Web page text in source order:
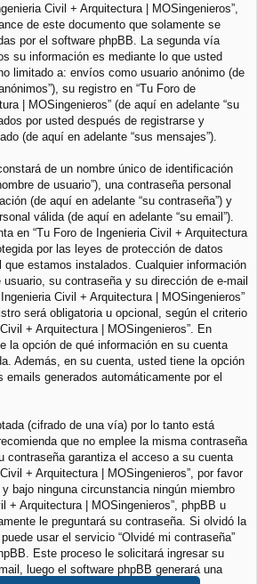
Civil + Arquitectura | MOSingenieros”,
de este documento que solamente se
por el software phpBB. La segunda vía
su información es mediante lo que usted
limitado a: envíos como usuario anónimo (de
su registro en “Tu Foro de
| MOSingenieros” (de aquí en adelante “su
por usted después de registrarse y
(de aquí en adelante “sus mensajes”).
de un nombre único de identificación
de usuario”), una contraseña personal
(de aquí en adelante “su contraseña”) y
válida (de aquí en adelante “su email”).
en “Tu Foro de Ingenieria Civil + Arquitectura
por las leyes de protección de datos
estamos instalados. Cualquier información
su contraseña y su dirección de e-mail
Civil + Arquitectura | MOSingenieros”
será obligatoria u opcional, según el criterio
+ Arquitectura | MOSingenieros”. En
la opción de qué información en su cuenta
Además, en su cuenta, usted tiene la opción
generados automáticamente por el
(cifrado de una vía) por lo tanto está
que no emplee la misma contraseña
contraseña garantiza el acceso a su cuenta
+ Arquitectura | MOSingenieros”, por favor
bajo ninguna circunstancia ningún miembro
+ Arquitectura | MOSingenieros”, phpBB u
le preguntará su contraseña. Si olvidó la
usar el servicio “Olvidé mi contraseña”
Este proceso le solicitará ingresar su
luego el software phpBB generará una